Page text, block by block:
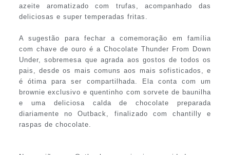
azeite aromatizado com trufas, acompanhado das
deliciosas e super temperadas fritas.
A sugestão para fechar a comemoração em família
com chave de ouro é a Chocolate Thunder From Down
Under, sobremesa que agrada aos gostos de todos os
pais, desde os mais comuns aos mais sofisticados, e
é ótima para ser compartilhada. Ela conta com um
brownie exclusivo e quentinho com sorvete de baunilha
e uma deliciosa calda de chocolate preparada
diariamente no Outback, finalizado com chantilly e
raspas de chocolate.